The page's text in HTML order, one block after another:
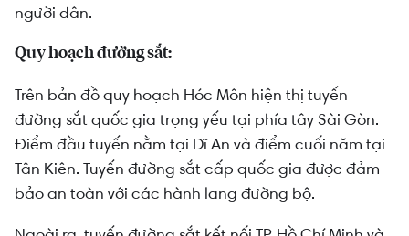
người dân.
Quy hoạch đường sắt:
Trên bản đồ quy hoạch Hóc Môn hiện thị tuyến
đường sắt quốc gia trọng yếu tại phía tây Sài Gòn.
Điểm đầu tuyến nằm tại Dĩ An và điểm cuối năm tại
Tân Kiên. Tuyến đường sắt cấp quốc gia được đảm
bảo an toàn với các hành lang đường bộ.